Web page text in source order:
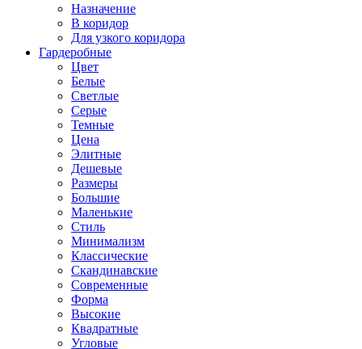
Назначение
В коридор
Для узкого коридора
Гардеробные
Цвет
Белые
Светлые
Серые
Темные
Цена
Элитные
Дешевые
Размеры
Большие
Маленькие
Стиль
Минимализм
Классические
Скандинавские
Современные
Форма
Высокие
Квадратные
Угловые